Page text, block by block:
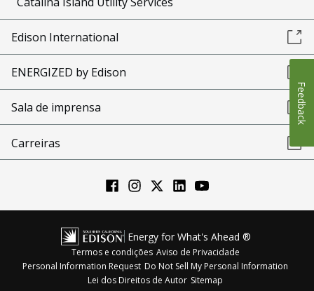
Edison International
ENERGIZED by Edison
Sala de imprensa
Carreiras
Energy for What's Ahead ®
Termos e condições Aviso de Privacidade
Personal Information Request Do Not Sell My Personal Information
Lei dos Direitos de Autor Sitemap
Feedback